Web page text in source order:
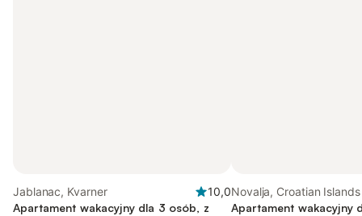
Jablanac, Kvarner
10,0
Apartament wakacyjny dla 3 osób, z
Novalja, Croatian Islands
Apartament wakacyjny